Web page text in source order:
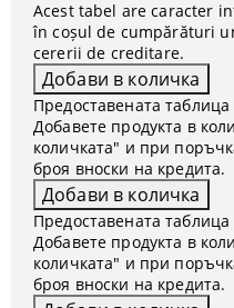
Acest tabel are caracter
în coșul de cumpărături
cererii de creditare.
Предоставената
Добавете продукта в
количката" и при
броя вноски на кредита.
Предоставената
Добавете продукта в
количката" и при
броя вноски на кредита.